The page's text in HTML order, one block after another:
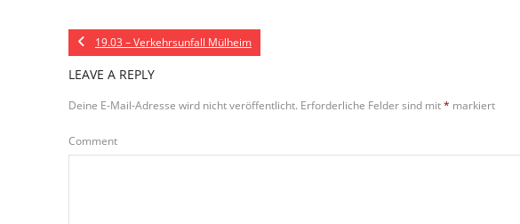
19.03 – Verkehrsunfall Mülheim
LEAVE A REPLY
Deine E-Mail-Adresse wird nicht veröffentlicht. Erforderliche Felder sind mit* markiert
Comment